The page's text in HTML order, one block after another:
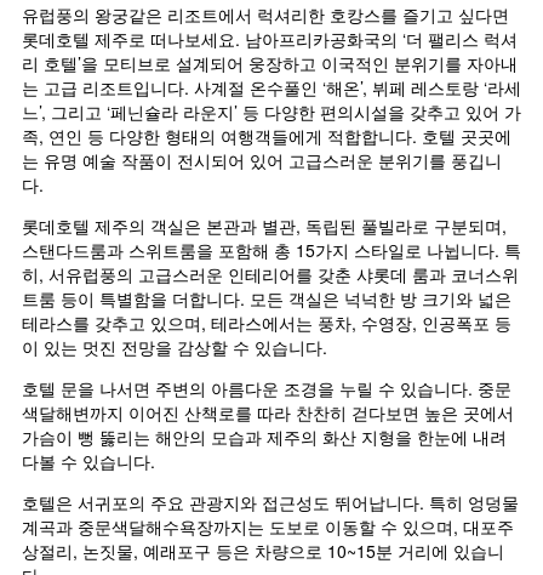
주
말
객
실
의
평
균
요
금
을
표
시
하
는
1
개
의
Y
축
이
있
습
니
다.
객
실
평
균
요
금
을
표
시
하
는
개
의
Y
축
이
있
습
니
다.
유럽풍의 왕궁같은 리조트에서 럭셔리한 호캉스를 즐기고 싶다면
롯데호텔 제주로 떠나보세요. 남아프리카공화국의 ‘더 팰리스 럭셔
리 호텔’을 모티브로 설계되어 웅장하고 이국적인 분위기를 자아내
는 고급 리조트입니다. 사계절 온수풀인 ‘해온’, 뷔페 레스토랑 ‘라세
느’, 그리고 ‘페닌슐라 라운지’ 등 다양한 편의시설을 갖추고 있어 가
족, 연인 등 다양한 형태의 여행객들에게 적합합니다. 호텔 곳곳에
는 유명 예술 작품이 전시되어 있어 고급스러운 분위기를 풍깁니
다.
롯데호텔 제주의 객실은 본관과 별관, 독립된 풀빌라로 구분되며,
스탠다드룸과 스위트룸을 포함해 총 15가지 스타일로 나뉩니다. 특
히, 서유럽풍의 고급스러운 인테리어를 갖춘 샤롯데 룸과 코너스위
트룸 등이 특별함을 더합니다. 모든 객실은 넉넉한 방 크기와 넓은
테라스를 갖추고 있으며, 테라스에서는 풍차, 수영장, 인공폭포 등
이 있는 멋진 전망을 감상할 수 있습니다.
호텔 문을 나서면 주변의 아름다운 조경을 누릴 수 있습니다. 중문
색달해변까지 이어진 산책로를 따라 찬찬히 걷다보면 높은 곳에서
가슴이 뻥 뚫리는 해안의 모습과 제주의 화산 지형을 한눈에 내려
다볼 수 있습니다.
호텔은 서귀포의 주요 관광지와 접근성도 뛰어납니다. 특히 엉덩물
계곡과 중문색달해수욕장까지는 도보로 이동할 수 있으며, 대포주
상절리, 논짓물, 예래포구 등은 차량으로 10~15분 거리에 있습니